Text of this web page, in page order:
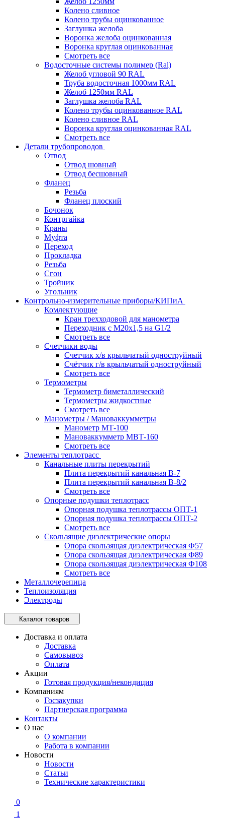
Колено сливное
Колено трубы оцинкованное
Заглушка желоба
Воронка желоба оцинкованная
Воронка круглая оцинкованная
Смотреть все
Водосточные системы полимер (Ral)
Желоб угловой 90 RAL
Труба водосточная 1000мм RAL
Желоб 1250мм RAL
Заглушка желоба RAL
Колено трубы оцинкованное RAL
Колено сливное RAL
Воронка круглая оцинкованная RAL
Смотреть все
Детали трубопроводов
Отвод
Отвод шовный
Отвод бесшовный
Фланец
Резьба
Фланец плоский
Бочонок
Контргайка
Краны
Муфта
Переход
Прокладка
Резьба
Сгон
Тройник
Угольник
Контрольно-измерительные приборы/КИПиА
Комлектующие
Кран трехходовой для манометра
Переходник с М20х1,5 на G1/2
Смотреть все
Счетчики воды
Счетчик х/в крыльчатый одноструйный
Счётчик г/в крыльчатый одноструйный
Смотреть все
Термометры
Термометр биметаллический
Термометры жидкостные
Смотреть все
Манометры / Мановаккумметры
Манометр МТ-100
Мановаккумметр МВТ-160
Смотреть все
Элементы теплотрасс
Канальные плиты перекрытий
Плита перекрытий канальная В-7
Плита перекрытий канальная В-8/2
Смотреть все
Опорные подушки теплотрасс
Опорная подушка теплотрассы ОПТ-1
Опорная подушка теплотрассы ОПТ-2
Смотреть все
Скользящие диэлектрические опоры
Опора скользящая диэлектрическая Ф57
Опора скользящая диэлектрическая Ф89
Опора скользящая диэлектрическая Ф108
Смотреть все
Металлочерепица
Теплоизоляция
Электроды
Каталог товаров
Доставка и оплата
Доставка
Самовывоз
Оплата
Акции
Готовая продукция/некондиция
Компаниям
Госзакупки
Партнерская программа
Контакты
О нас
О компании
Работа в компании
Новости
Новости
Статьи
Технические характеристики
0
1